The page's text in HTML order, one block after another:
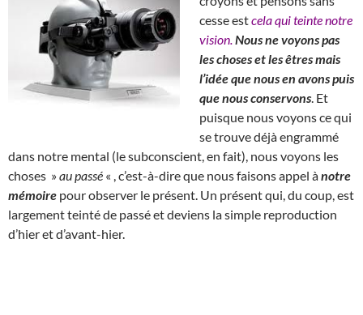
cesse estcela qui teinte notre
vision. Nous ne voyons pas
les choses et les êtres mais
l’idée que nous en avons puis
que nous conservons . Et
puisque nous voyons ce qui
se trouve déjà engrammé
dans notre mental (le subconscient, en fait), nous voyons les
choses »au passé « , c’est-à-dire que nous faisons appel ànotre
mémoire pour observer le présent. Un présent qui, du coup, est
largement teinté de passé et deviens la simple reproduction
d’hier et d’avant-hier.